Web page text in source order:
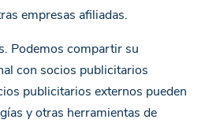
empresas afiliadas.
Podemos compartir su
con socios publicitarios
publicitarios externos pueden
y otras herramientas de